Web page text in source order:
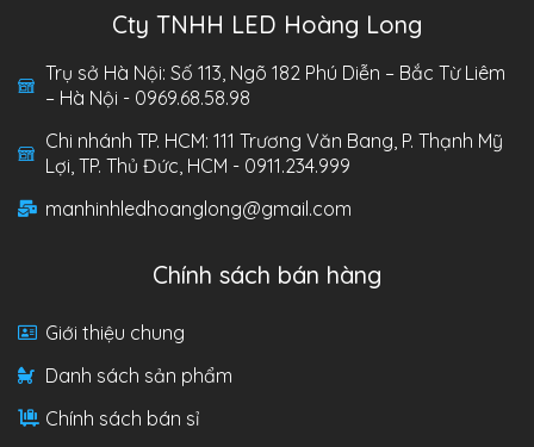
Cty TNHH LED Hoàng Long
Trụ sở Hà Nội: Số 113, Ngõ 182 Phú Diễn – Bắc Từ Liêm
– Hà Nội - 0969.68.58.98
Chi nhánh TP. HCM: 111 Trương Văn Bang, P. Thạnh Mỹ
Lợi, TP. Thủ Đức, HCM - 0911.234.999
manhinhledhoanglong@gmail.com
Chính sách bán hàng
Giới thiệu chung
Danh sách sản phẩm
Chính sách bán sỉ